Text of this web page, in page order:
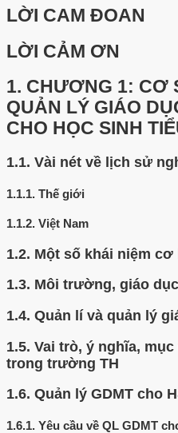
LỜI CAM ĐOAN
LỜI CẢM ƠN
1. CHƯƠNG 1: CƠ
QUẢN LÝ GIÁO
CHO HỌC SINH
1.1. Vài nét về lịch sử
1.1.1. Thế giới
1.1.2. Việt Nam
1.2. Một số khái niệm cơ
1.3. Môi trường, giáo
1.4. Quản lí và quản lý
1.5. Vai trò, ý nghĩa,
trong trường TH
1.6. Quản lý GDMT cho
1.6.1. Yêu cầu về QL GDMT